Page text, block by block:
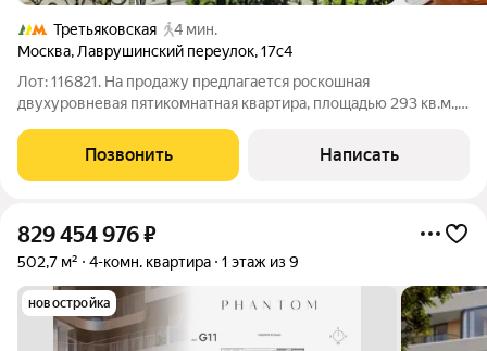
Третьяковская
4 мин.
Москва, Лаврушинский переулок,17с4
Лот: 116821. На продажу предлагается роскошная
двухуровневая пятикомнатная квартира, площадью 293 кв.м., с
уровень: гостиная-столовая (73 кв.м.), кухня, кабинет с
камином (31 кв.м.),
Позвонить Написать
829 454 976₽
502,7 м² 4-комн. квартира 1 этаж из 9
новостройка